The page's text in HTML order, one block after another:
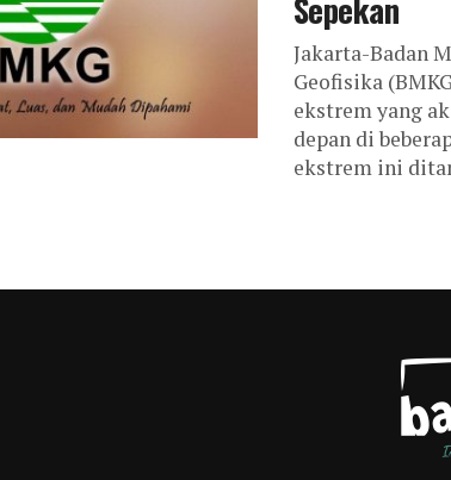
Sepekan
Jakarta-Badan
Geofisika
ekstrem yang
depan di
ekstrem ini